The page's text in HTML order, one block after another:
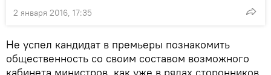
2 января 2016, 17:35
Не успел кандидат в премьеры познакомить
общественность со своим составом возможного
кабинета министров, как уже в рядах сторонников